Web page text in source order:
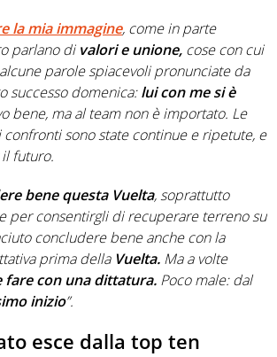
la mia immagine, come in parte
parlano di valori e unione, cose con cui
parole spiacevoli pronunciate da
successo domenica:lui con me si è
bene, ma al team non è importato. Le
sono state continue e ripetute, e
futuro.
bene questa Vuelta, soprattutto
consentirgli di recuperare terreno su
concludere bene anche con la
prima della Vuelta. Ma a volte
fare con una dittatura. Poco male: dal
inizio”.
esce dalla top ten